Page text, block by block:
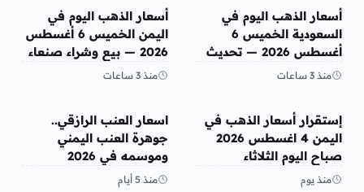
أخبار الإقتصاد
أسعار الذهب اليوم في
السعودية الخميس 6
أغسطس 2026 — تحديث
مباشر
منذ 3 ساعات
أخبار الإقتصاد
أسعار الذهب اليوم في
اليمن الخميس 6 أغسطس
2026 — بيع وشراء صنعاء
وعدن
منذ 3 ساعات
أخبار الإقتصاد
إستقرار أسعار الذهب في
اليمن 4 اغسطس 2026
صباح اليوم الثلاثاء
منذ يوم
أخبار الإقتصاد
اسعار العنب الرازقي..
جوهرة العنب اليمني
وموسمه في 2026
منذ 5 أيام